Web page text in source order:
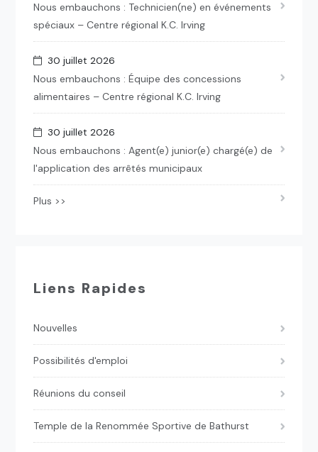
Nous embauchons : Technicien(ne) en événements
spéciaux – Centre régional K.C. Irving
30 juillet 2026
Nous embauchons : Équipe des concessions
alimentaires – Centre régional K.C. Irving
30 juillet 2026
Nous embauchons : Agent(e) junior(e) chargé(e) de
l'application des arrêtés municipaux
Plus >>
Liens Rapides
Nouvelles
Possibilités d'emploi
Réunions du conseil
Temple de la Renommée Sportive de Bathurst